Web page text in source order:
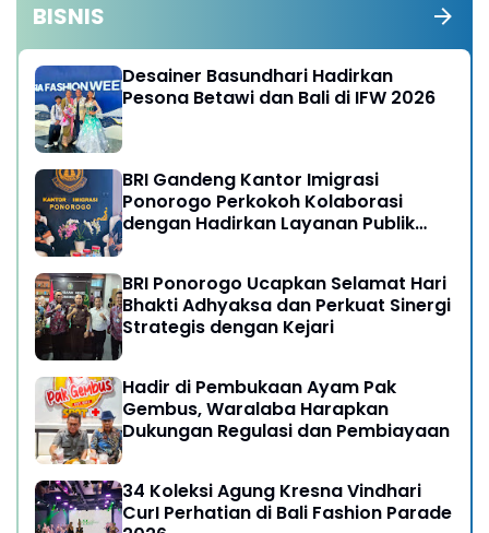
BISNIS
Desainer Basundhari Hadirkan
Pesona Betawi dan Bali di IFW 2026
BRI Gandeng Kantor Imigrasi
Ponorogo Perkokoh Kolaborasi
dengan Hadirkan Layanan Publik
BRI Ponorogo Ucapkan Selamat Hari
Bhakti Adhyaksa dan Perkuat Sinergi
Strategis dengan Kejari
Hadir di Pembukaan Ayam Pak
Gembus, Waralaba Harapkan
Dukungan Regulasi dan Pembiayaan
34 Koleksi Agung Kresna Vindhari
CurI Perhatian di Bali Fashion Parade